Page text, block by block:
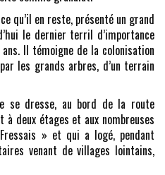
qu’il en reste, présenté un grand
le dernier terril d’importance
Il témoigne de la colonisation
les grands arbres, d’un terrain
se dresse, au bord de la route
deux étages et aux nombreuses
» et qui a logé, pendant
venant de villages lointains,